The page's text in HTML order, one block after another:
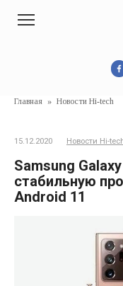
Главная » Новости Hi-tech
15.12.2020 Новости Hi-
Samsung
стабильную
Android 11